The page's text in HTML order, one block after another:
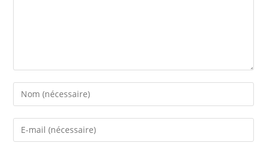
Enter
your
name
Enter
your